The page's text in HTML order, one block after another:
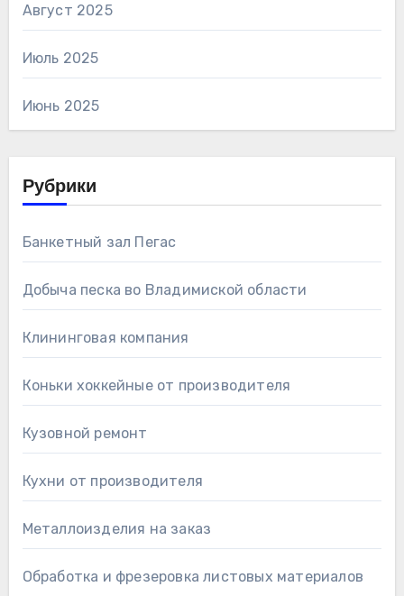
Август 2025
Июль 2025
Июнь 2025
Рубрики
Банкетный зал Пегас
Добыча песка во Владимиской области
Клининговая компания
Коньки хоккейные от производителя
Кузовной ремонт
Кухни от производителя
Металлоизделия на заказ
Обработка и фрезеровка листовых материалов